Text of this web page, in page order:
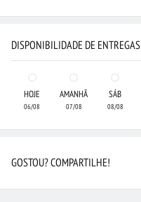
DISPONIBILIDADE DE ENTREGAS
HOJE
06/08
AMANHÃ
07/08
SÁB
08/08
GOSTOU? COMPARTILHE!